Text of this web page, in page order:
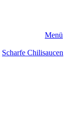
Menü
Scharfe Chilisaucen